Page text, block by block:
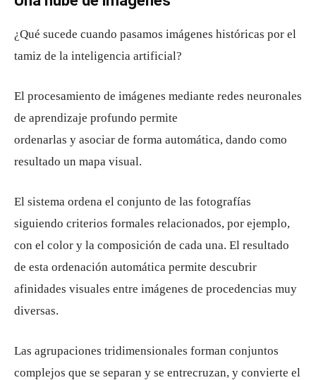
¿Qué sucede cuando pasamos imágenes históricas por el
tamiz de la inteligencia artificial?
El procesamiento de imágenes mediante redes neuronales
de aprendizaje profundo permite
ordenarlas y asociar de forma automática, dando como
resultado un mapa visual.
El sistema ordena el conjunto de las fotografías
siguiendo criterios formales relacionados, por ejemplo,
con el color y la composición de cada una. El resultado
de esta ordenación automática permite descubrir
afinidades visuales entre imágenes de procedencias muy
diversas.
Las agrupaciones tridimensionales forman conjuntos
complejos que se separan y se entrecruzan, y convierte el